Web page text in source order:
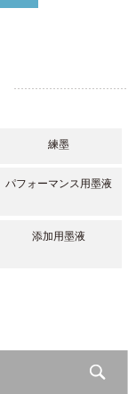
練墨
パフォーマンス用墨液
添加用墨液